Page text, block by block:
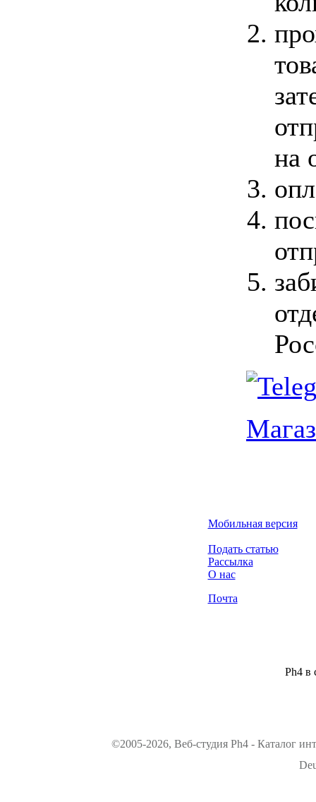
на
Мобильная версия
Подать статью
Рассылка
О нас
Почта
Ph4 в
©2005-2026, Веб-студия Ph4 - Каталог